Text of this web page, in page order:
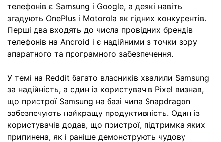
телефонів є Samsung і Google, а деякі навіть
згадують OnePlus і Motorola як гідних конкурентів.
Перші два входять до числа провідних брендів
телефонів на Android і є надійними з точки зору
апаратного та програмного забезпечення.
У темі на Reddit багато власників хвалили Samsung
за надійність, а один із користувачів Pixel визнав,
що пристрої Samsung на базі чипа Snapdragon
забезпечують найкращу продуктивність. Один із
користувачів додав, що пристрої, підтримка яких
припинена, як і раніше демонструють чудову